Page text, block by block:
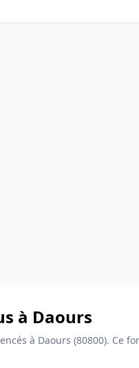
à Daours
à Daours (80800). Ce